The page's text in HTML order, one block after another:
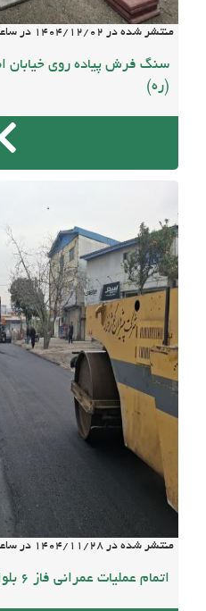
منتشر شده در 1404/12/02 در
سنگ فرش پیاده روی خیابان
(ره)
منتشر شده در 1404/11/28 در
اتمام عملیات عمرانی فاز 6 بلوار امام رضا(ع)